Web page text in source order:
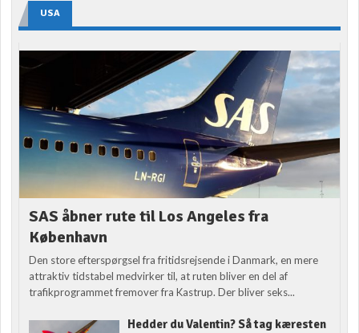
USA
SAS åbner rute til Los Angeles fra
København
Den store efterspørgsel fra fritidsrejsende i Danmark, en mere
attraktiv tidstabel medvirker til, at ruten bliver en del af
trafikprogrammet fremover fra Kastrup. Der bliver seks...
Hedder du Valentin? Så tag kæresten